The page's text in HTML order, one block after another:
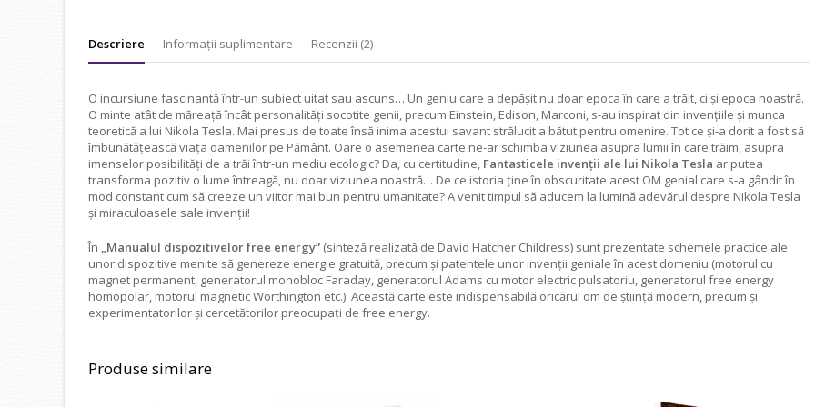
Descriere Informații suplimentare Recenzii (2)
O incursiune fascinantă într-un subiect uitat sau ascuns… Un geniu care a depăşit nu doar epoca în care a trăit, ci şi epoca noastră.
O minte atât de măreaţă încât personalităţi socotite genii, precum Einstein, Edison, Marconi, s-au inspirat din invenţiile şi munca
teoretică a lui Nikola Tesla. Mai presus de toate însă inima acestui savant strălucit a bătut pentru omenire. Tot ce şi-a dorit a fost să
îmbunătăţească viaţa oamenilor pe Pământ. Oare o asemenea carte ne-ar schimba viziunea asupra lumii în care trăim, asupra
imenselor posibilităţi de a trăi într-un mediu ecologic? Da, cu certitudine, Fantasticele invenţii ale lui Nikola Tesla ar putea
transforma pozitiv o lume întreagă, nu doar viziunea noastră… De ce istoria ţine în obscuritate acest OM genial care s-a gândit în
mod constant cum să creeze un viitor mai bun pentru umanitate? A venit timpul să aducem la lumină adevărul despre Nikola Tesla
şi miraculoasele sale invenţii!
În „Manualul dispozitivelor free energy” (sinteză realizată de David Hatcher Childress) sunt prezentate schemele practice ale
unor dispozitive menite să genereze energie gratuită, precum şi patentele unor invenţii geniale în acest domeniu (motorul cu
magnet permanent, generatorul monobloc Faraday, generatorul Adams cu motor electric pulsatoriu, generatorul free energy
homopolar, motorul magnetic Worthington etc.). Această carte este indispensabilă oricărui om de ştiinţă modern, precum şi
experimentatorilor şi cercetătorilor preocupaţi de free energy.
Produse similare